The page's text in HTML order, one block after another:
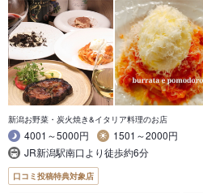
新潟お野菜・炭火焼き&イタリア料理のお店
4001～5000円
1501～2000円
JR新潟駅南口より徒歩約6分
口コミ投稿特典対象店